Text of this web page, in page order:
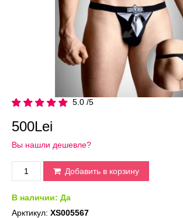
5.0 /5
500Lei
Вы нашли дешевле?
Добавить в корзину
В наличии: Да
Арктикул: XS005567